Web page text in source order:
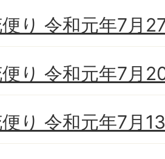
り 令和元年7月
り 令和元年7月
り 令和元年7月